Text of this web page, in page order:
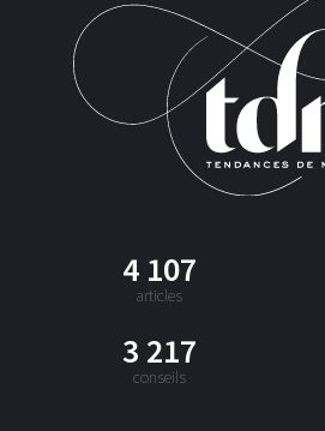
4 107
articles
3 217
conseils